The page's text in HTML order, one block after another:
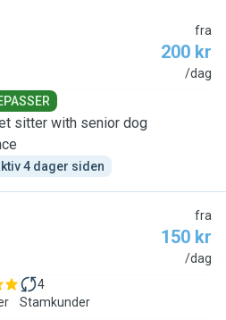
fra
200 kr
/dag
sitter with senior dog
4 dager siden
fra
150 kr
/dag
4
Stamkunder